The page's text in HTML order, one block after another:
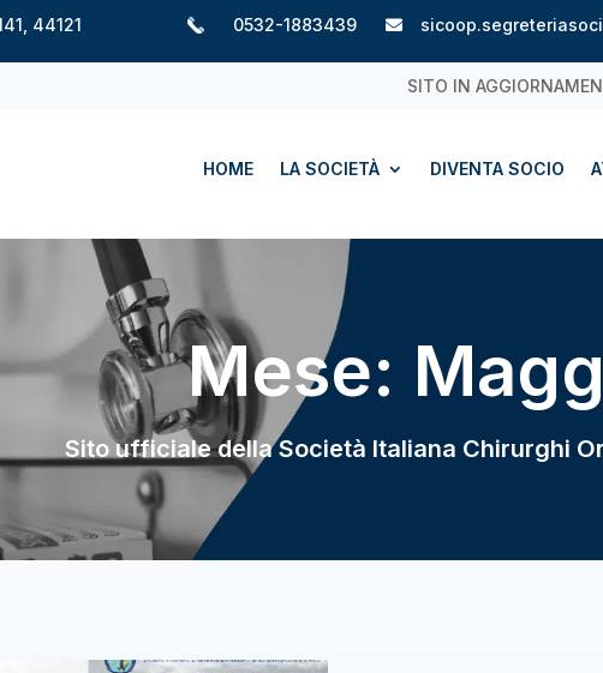
44121
0532-1883439 
SITO IN
HOME LA SOCIETÀ DIVENTA SOCIO
Mese:
Sito ufficiale della Società Italiana Chirurghi